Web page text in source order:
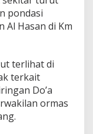
pondasi
Al Hasan di Km
terlihat di
terkait
Do’a
ormas